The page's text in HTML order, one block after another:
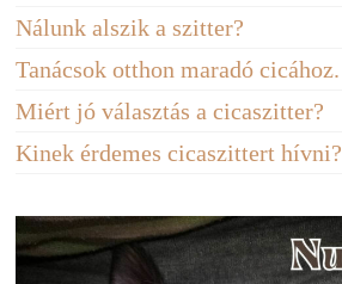
Nálunk alszik a szitter?
Tanácsok otthon maradó cicához.
Miért jó választás a cicaszitter?
Kinek érdemes cicaszittert hívni?